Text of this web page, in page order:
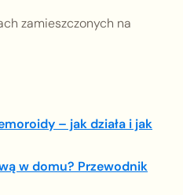
zamieszczonych na
– jak działa i jak
w domu? Przewodnik